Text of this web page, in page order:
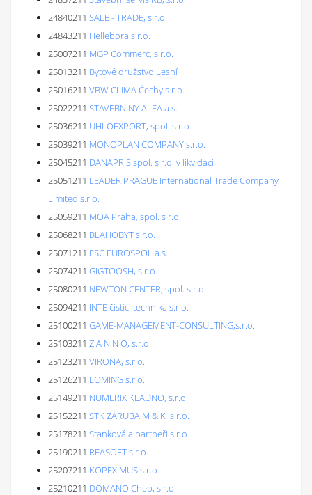
24840211 SALE - TRADE, s.r.o.
24843211 Hellebora s.r.o.
25007211 MGP Commerc, s.r.o.
25013211 Bytové družstvo Lesní
25016211 VBW CLIMA Čechy s.r.o.
25022211 STAVEBNINY ALFA a.s.
25036211 UHLOEXPORT, spol. s r.o.
25039211 MONOPLAN COMPANY s.r.o.
25045211 DANAPRIS spol. s r.o. v likvidaci
25051211 LEADER PRAGUE International Trade Company
Limited s.r.o.
25059211 MOA Praha, spol. s r.o.
25068211 BLAHOBYT s.r.o.
25071211 ESC EUROSPOL a.s.
25074211 GIGTOOSH, s.r.o.
25080211 NEWTON CENTER, spol. s r.o.
25094211 INTE čistící technika s.r.o.
25100211 GAME-MANAGEMENT-CONSULTING,s.r.o.
25103211 Z A N N O, s.r.o.
25123211 VIRONA, s.r.o.
25126211 LOMING s.r.o.
25149211 NUMERIX KLADNO, s.r.o.
25152211 STK ZÁRUBA M & K s.r.o.
25178211 Stanková a partneři s.r.o.
25190211 REASOFT s.r.o.
25207211 KOPEXIMUS s.r.o.
25210211 DOMANO Cheb, s.r.o.